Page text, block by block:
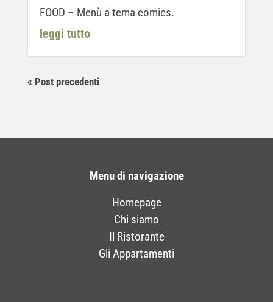
FOOD – Menù a tema comics.
leggi tutto
« Post precedenti
Menu di navigazione
Homepage
Chi siamo
Il Ristorante
Gli Appartamenti